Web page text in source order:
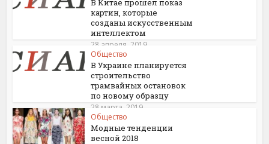
В Китае прошел показ
картин, которые
созданы искусственным
интеллектом
28 апреля, 2019
Общество
В Украине планируется
строительство
трамвайных остановок
по новому образцу
28 марта, 2019
Общество
Модные тенденции
весной 2018